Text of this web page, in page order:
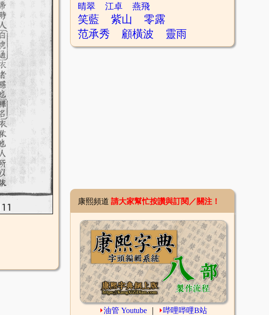
晴翠
江卓 燕飛
笑藍 紫山
零露
范承秀
顧橫波 靈雨
康熙頻道 請大家幫忙按讚與訂閱／關注！
⏵油管 Youtube ⏵哔哩哔哩B站